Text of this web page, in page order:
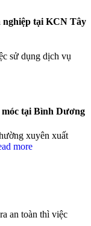
nghiệp tại KCN Tây
sử dụng dịch vụ
tại Bình Dương
xuyên xuất
more
an toàn thì việc